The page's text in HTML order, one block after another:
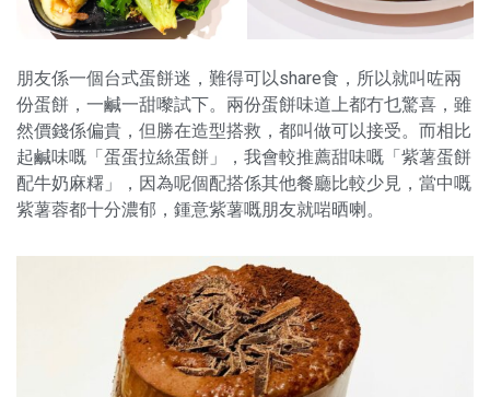
朋友係一個台式蛋餅迷，難得可以share食，所以就叫咗兩
份蛋餅，一鹹一甜嚟試下。兩份蛋餅味道上都冇乜驚喜，雖
然價錢係偏貴，但勝在造型搭救，都叫做可以接受。而相比
起鹹味嘅「蛋蛋拉絲蛋餅」，我會較推薦甜味嘅「紫薯蛋餅
配牛奶麻糬」，因為呢個配搭係其他餐廳比較少見，當中嘅
紫薯蓉都十分濃郁，鍾意紫薯嘅朋友就啱晒喇。